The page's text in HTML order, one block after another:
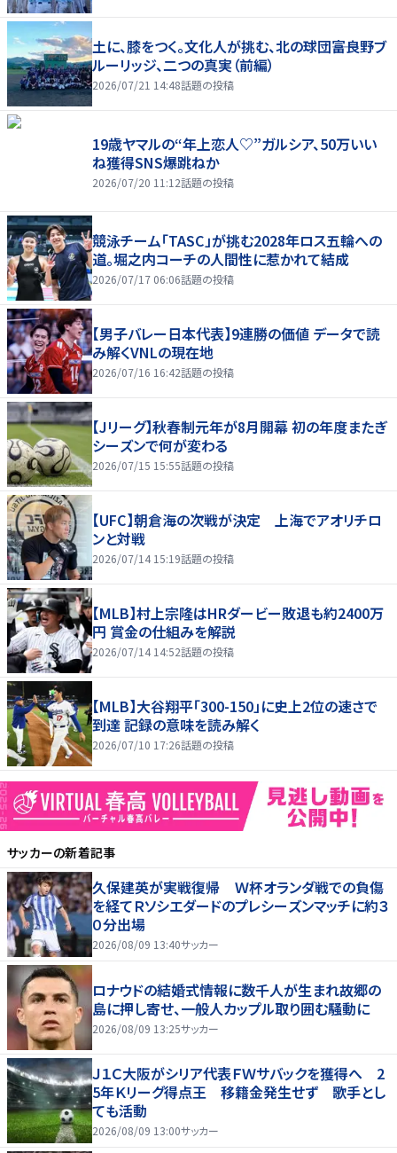
土に、膝をつく。文化人が挑む、北の球団――富良野ブ
ルーリッジ、二つの真実（前編）
2026/07/21 14:48話題の投稿
19歳ヤマルの“年上恋人♡”ガルシア、50万いい
ね獲得SNS爆跳ねか
2026/07/20 11:12話題の投稿
競泳チーム「TASC」が挑む2028年ロス五輪への
道。堀之内コーチの人間性に惹かれて結成
2026/07/17 06:06話題の投稿
【男子バレー日本代表】9連勝の価値 データで読
み解くVNLの現在地
2026/07/16 16:42話題の投稿
【Jリーグ】秋春制元年が8月開幕 初の年度またぎ
シーズンで何が変わる
2026/07/15 15:55話題の投稿
【UFC】朝倉海の次戦が決定 上海でアオリチロ
ンと対戦
2026/07/14 15:19話題の投稿
【MLB】村上宗隆はHRダービー敗退も約2400万
円 賞金の仕組みを解説
2026/07/14 14:52話題の投稿
【MLB】大谷翔平「300-150」に史上2位の速さで
到達 記録の意味を読み解く
2026/07/10 17:26話題の投稿
サッカーの新着記事
久保建英が実戦復帰 Ｗ杯オランダ戦での負傷
を経てＲソシエダードのプレシーズンマッチに約３
０分出場
2026/08/09 13:40サッカー
ロナウドの結婚式情報に数千人が生まれ故郷の
島に押し寄せ、一般人カップル取り囲む騒動に
2026/08/09 13:25サッカー
Ｊ１Ｃ大阪がシリア代表ＦＷサバックを獲得へ 2
5年Ｋリーグ得点王 移籍金発生せず 歌手とし
ても活動
2026/08/09 13:00サッカー